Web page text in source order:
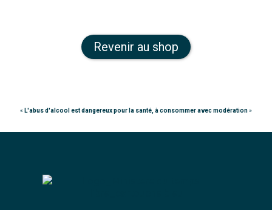
Revenir au shop
« L'abus d'alcool est dangereux pour la santé, à consommer avec modération»